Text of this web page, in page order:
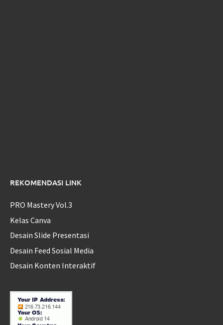
REKOMENDASI LINK
PRO Mastery Vol.3
Kelas Canva
Desain Slide Presentasi
Desain Feed Sosial Media
Desain Konten Interaktif